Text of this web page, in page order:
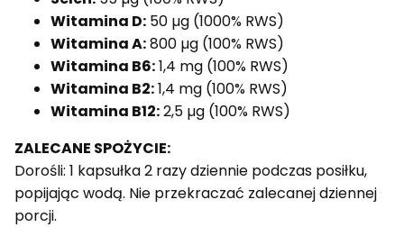
Witamina D: 50 µg (1000% RWS)
Witamina A:800 µg (100% RWS)
Witamina B6:1,4 mg (100% RWS)
Witamina B2:1,4 mg (100% RWS)
Witamina B12:2,5 µg (100% RWS)
ZALECANE SPOŻYCIE:
Dorośli: 1 kapsułka 2 razy dziennie podczas posiłku,
popijając wodą. Nie przekraczać zalecanej dziennej
porcji.